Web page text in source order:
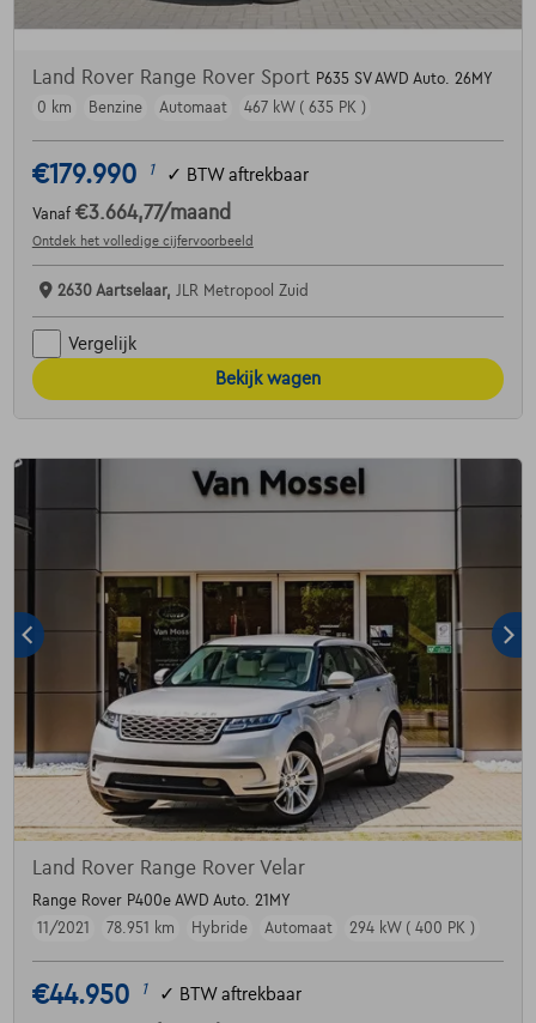
Land Rover Range Rover Sport P635 SV AWD Auto. 26MY
0 km
Benzine Automaat 467 kW ( 635 PK )
€179.990 1 ✓ BTW aftrekbaar
Vanaf €3.664,77/maand
Ontdek het volledige cijfervoorbeeld
2630 Aartselaar, JLR Metropool Zuid
Vergelijk
Bekijk wagen
Land Rover Range Rover Velar
Range Rover P400e AWD Auto. 21MY
11/2021
78.951 km Hybride Automaat 294 kW ( 400 PK )
€44.950 1 ✓ BTW aftrekbaar